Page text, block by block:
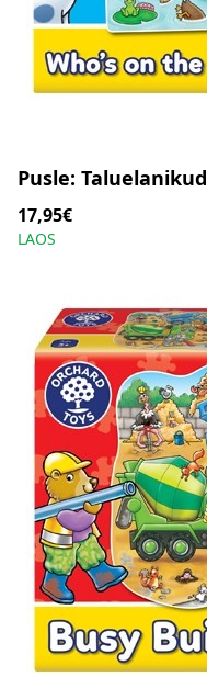
Pusle: Taluelanikud
17,95€
LAOS